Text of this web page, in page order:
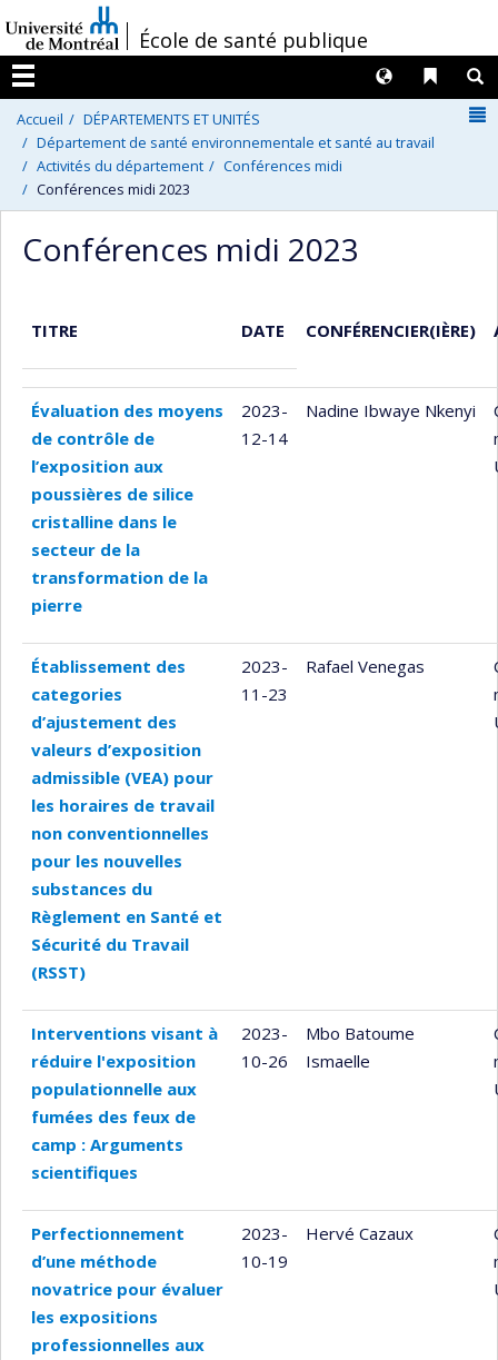
au
contenu
/École de santé publique
Menu
Liens
Langues
Accueil
DÉPARTEMENTS ET UNITÉS
Département de santé environnementale et santé au travail
Activités du département
Conférences midi
Conférences midi 2023
Conférences midi 2023
TITRE DATE CONFÉRENCIER(IÈRE)
Évaluation des moyens
de contrôle de
l’exposition aux
poussières de silice
cristalline dans le
secteur de la
transformation de la
pierre
2023-
12-14
Nadine Ibwaye Nkenyi
Établissement des
categories
d’ajustement des
valeurs d’exposition
admissible (VEA) pour
les horaires de travail
non conventionnelles
pour les nouvelles
substances du
Règlement en Santé et
Sécurité du Travail
(RSST)
2023-
11-23
Rafael Venegas
Interventions visant à
réduire l'exposition
populationnelle aux
fumées des feux de
camp : Arguments
scientifiques
2023-
10-26
Mbo Batoume
Ismaelle
Perfectionnement
d’une méthode
novatrice pour évaluer
les expositions
professionnelles aux
2023-
10-19
Hervé Cazaux